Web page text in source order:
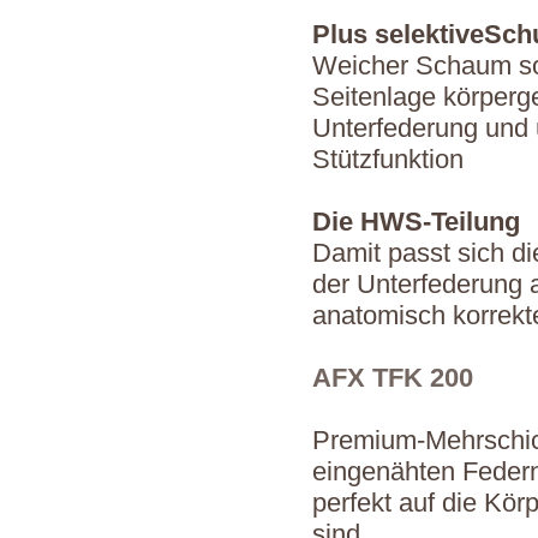
Plus
Weicher Schaum
Seitenlage
Unterfederung
Stützfunktion
Die HWS-Teilung
Damit passt sich
der Unterfederung
anatomisch
AFX TFK 200
Premium-
eingenähten
perfekt auf die